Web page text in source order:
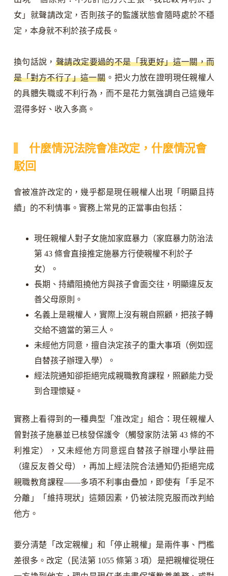
女」就聲請改定，否則孩子的監護狀態會隨時處於不穩
定，本身就不利於孩子成長。
換句話說， 聲請改定要過的不是「我更好」這一關，而
是「對方不行了」這一關 。把火力放在證明現任親權人
的具體失職或不利行為，而不是花力氣強調自己這幾年
混得多好、收入多高。
什麼情況法院會准改定，什麼情況會
駁回
會被准許改定的，幾乎都是現任親權人出現「明顯且持
續」的不利情事。實務上常見的正當事由包括：
現任親權人對子女施加家庭暴力（家庭暴力防治法
第 43 條會直接推定施暴方行使親權不利於子
女）。
長期、持續阻撓他方與孩子會面交往，明顯違反友
善父母原則。
名義上是親權人，實際上沒有親自照顧，把孩子轉
交給不適當的第三人。
未經他方同意，擅自決定孩子的重大事項（例如逕
自替孩子辦理入學）。
經法院通知卻拒絕完成親職教育課程，照顧能力受
到合理懷疑。
實務上看得到的一種典型「准改定」組合：現任親權人
曾對孩子施暴並已核發保護令（觸發家防法第 43 條的不
利推定），又未經他方同意逕自替孩子辦理小學註冊
（違反友善父母），再加上經法院合法通知仍拒絕完成
親職教育課程——多項不利事由疊加，即使有「手足不
分離」「維持現狀」這類因素，仍被法院克服而改判給
他方。
要分清楚「改定親權」和「停止親權」是兩件事、門檻
差很多。改定（民法第 1055 條第 3 項）是把親權從現任